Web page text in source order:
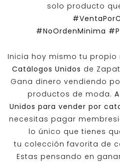
solo producto
#NoOrdenMinima
Inicia hoy mismo tu
Catálogos Unidos de
Gana dinero vendiendo
productos de moda.
Unidos para vender por
necesitas pagar
lo único que tienes
tu colección favorita de
Estas pensando en